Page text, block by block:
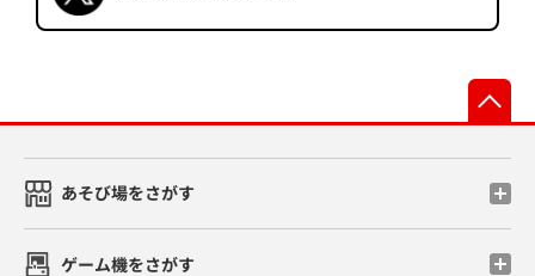
あそび場をさがす
ゲーム機をさがす